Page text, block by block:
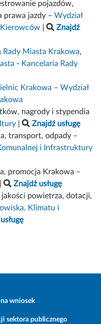
pojazdów,
prawa jazdy –Wydział
|
Znajdź
Rady Miasta Krakowa,
- Kancelaria Rady
Krakowa –Wydział
nagrody i stypendia
|
Znajdź usługę
transport, odpady –
i Infrastruktury
promocja Krakowa –
|
Znajdź usługę
powietrza, dotacji,
Klimatu i
wniosek
sektora publicznego